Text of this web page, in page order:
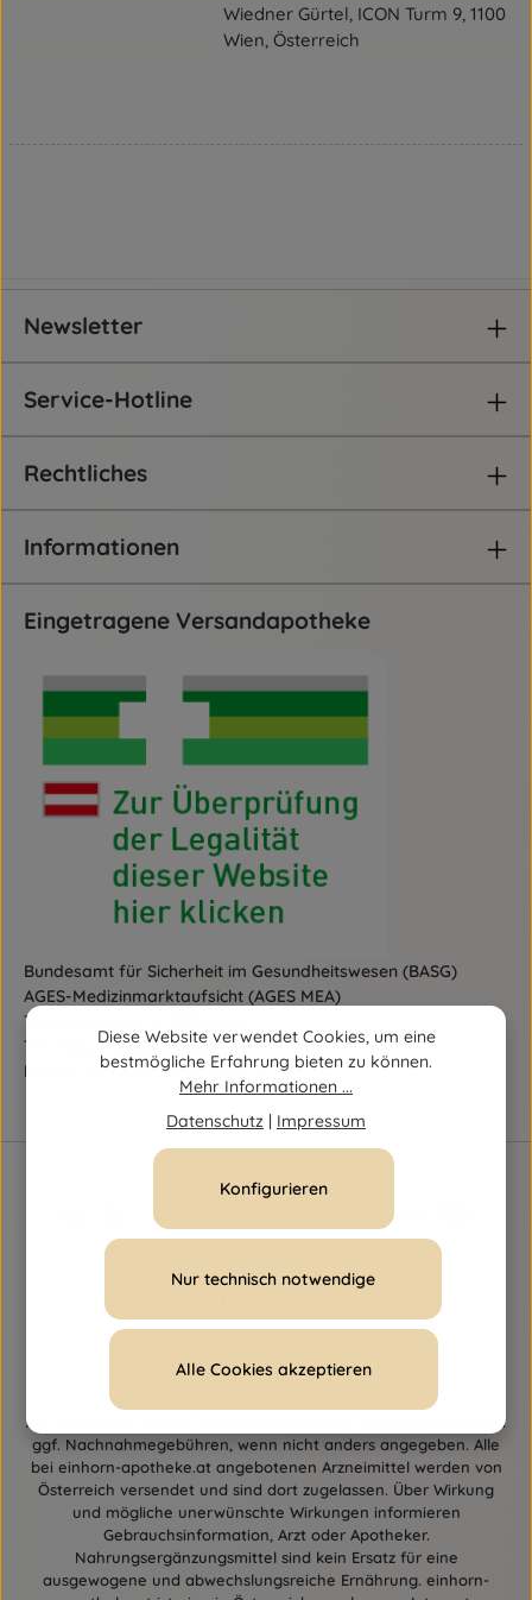
Wiedner Gürtel, ICON Turm 9, 1100
Wien, Österreich
Newsletter
Service-Hotline
Rechtliches
Informationen
Eingetragene Versandapotheke
Bundesamt für Sicherheit im Gesundheitswesen (BASG)
AGES-Medizinmarktaufsicht (AGES MEA)
Traisengasse 5, A-1200 Wien
Tel.:
+43 (0)50 555-36111
E-Mail:
fernabsatz@ages.at
Vertrag widerrufen
Alle Preise inkl. gesetzl. Mehrwertsteuer zzgl.
und
ggf. Nachnahmegebühren, wenn nicht anders angegeben. Alle
bei einhorn-apotheke.at angebotenen Arzneimittel werden von
Österreich versendet und sind dort zugelassen. Über Wirkung
und mögliche unerwünschte Wirkungen informieren
Gebrauchsinformation, Arzt oder Apotheker.
Nahrungsergänzungsmittel sind kein Ersatz für eine
ausgewogene und abwechslungsreiche Ernährung. einhorn-
Diese Website verwendet Cookies, um eine
bestmögliche Erfahrung bieten zu können.
Mehr Informationen ...
Datenschutz | Impressum
Nur technisch notwendige
Konfigurieren
Alle Cookies akzeptieren